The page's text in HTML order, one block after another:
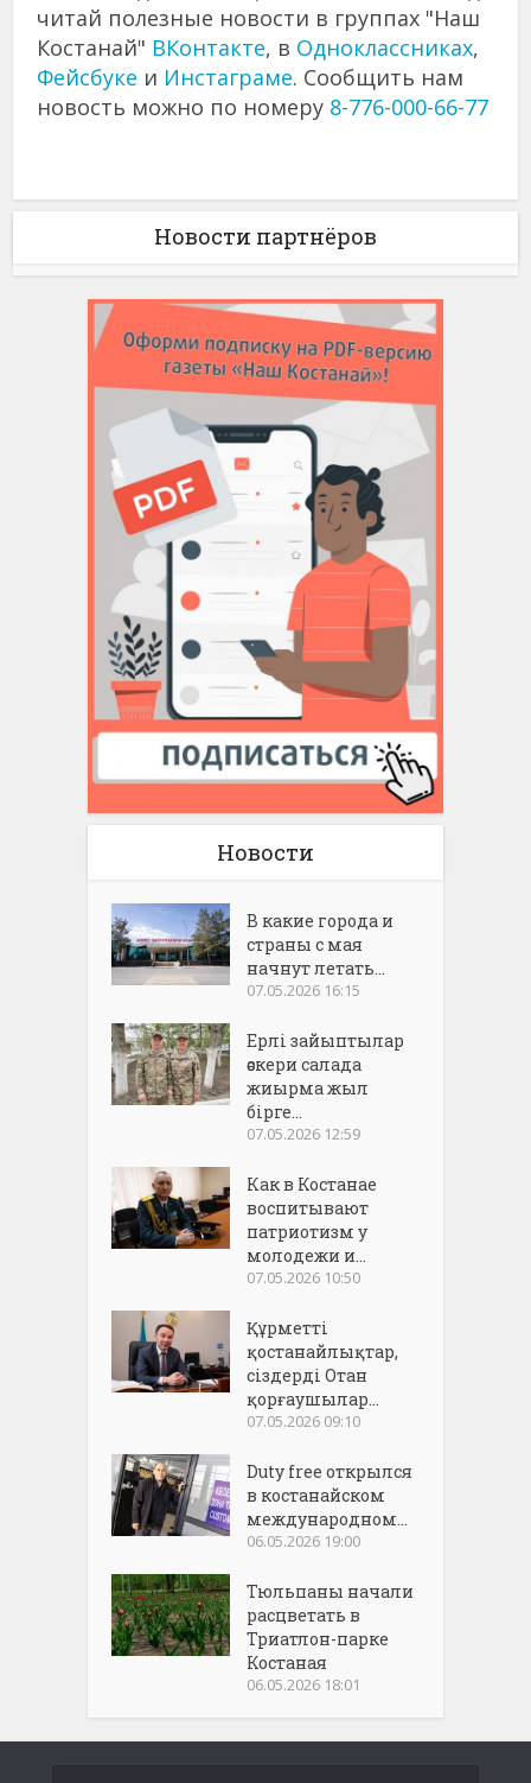
читай полезные новости в группах "Наш
Костанай" ВКонтакте, в Одноклассниках,
Фейсбуке и Инстаграме. Сообщить нам
новость можно по номеру 8-776-000-66-77
Новости партнёров
Новости
В какие города и
страны с мая
начнут летать...
07.05.2026 16:15
Ерлі зайыптылар
әскери салада
жиырма жыл
бірге...
07.05.2026 12:59
Как в Костанае
воспитывают
патриотизм у
молодежи и...
07.05.2026 10:50
Құрметті
қостанайлықтар,
сіздерді Отан
қорғаушылар...
07.05.2026 09:10
Duty free открылся
в костанайском
международном...
06.05.2026 19:00
Тюльпаны начали
расцветать в
Триатлон-парке
Костаная
06.05.2026 18:01